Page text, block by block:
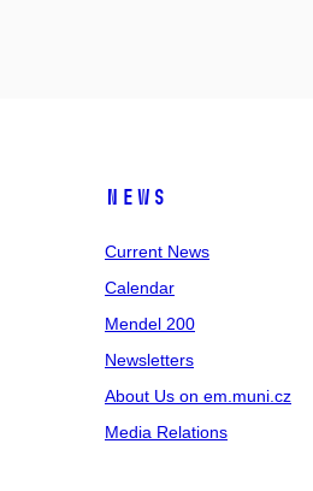
News
Current News
Calendar
Mendel 200
Newsletters
About Us on em.muni.cz
Media Relations